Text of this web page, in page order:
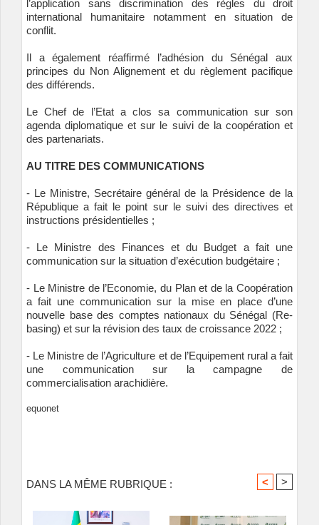
l’application sans discrimination des règles du droit
international humanitaire notamment en situation de
conflit.
Il a également réaffirmé l’adhésion du Sénégal aux
principes du Non Alignement et du règlement pacifique
des différends.
Le Chef de l’Etat a clos sa communication sur son
agenda diplomatique et sur le suivi de la coopération et
des partenariats.
AU TITRE DES COMMUNICATIONS
- Le Ministre, Secrétaire général de la Présidence de la
République a fait le point sur le suivi des directives et
instructions présidentielles ;
- Le Ministre des Finances et du Budget a fait une
communication sur la situation d’exécution budgétaire ;
- Le Ministre de l’Economie, du Plan et de la Coopération
a fait une communication sur la mise en place d’une
nouvelle base des comptes nationaux du Sénégal (Re-
basing) et sur la révision des taux de croissance 2022 ;
- Le Ministre de l’Agriculture et de l’Equipement rural a fait
une communication sur la campagne de
commercialisation arachidière.
equonet
DANS LA MÊME RUBRIQUE : < >